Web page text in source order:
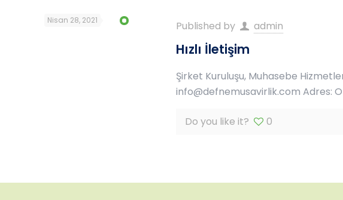
Nisan 28, 2021 Published by admin
Hızlı İletişim
Şirket Kuruluşu, Muhasebe
info@defnemusavirlik.com Adres:
Do you like it? 0